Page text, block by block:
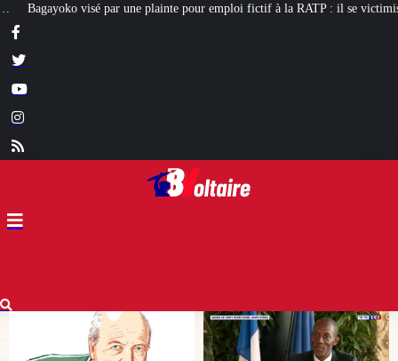
emploi fictif à la RATP : il se victimise [POINT DE VUE] Philippe,